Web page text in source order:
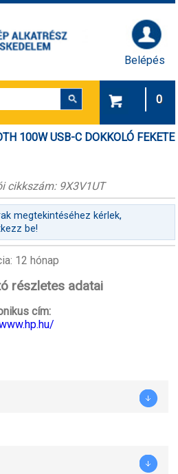
Belépés
0
100W USB-C DOKKOLÓ FEKETE
cikkszám: 9X3V1UT
megtekintéséhez kérlek,
be!
12 hónap
részletes adatai
cím: